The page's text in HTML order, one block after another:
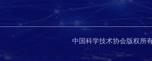
中国科学技术协会版权所